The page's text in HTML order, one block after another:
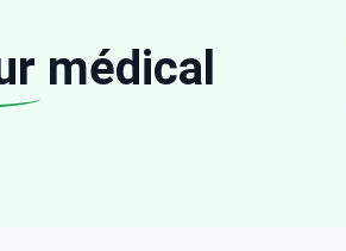
médical